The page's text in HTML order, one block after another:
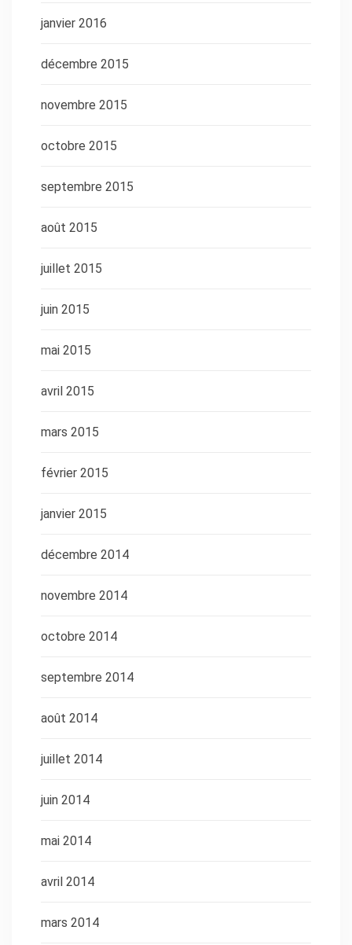
janvier 2016
décembre 2015
novembre 2015
octobre 2015
septembre 2015
août 2015
juillet 2015
juin 2015
mai 2015
avril 2015
mars 2015
février 2015
janvier 2015
décembre 2014
novembre 2014
octobre 2014
septembre 2014
août 2014
juillet 2014
juin 2014
mai 2014
avril 2014
mars 2014